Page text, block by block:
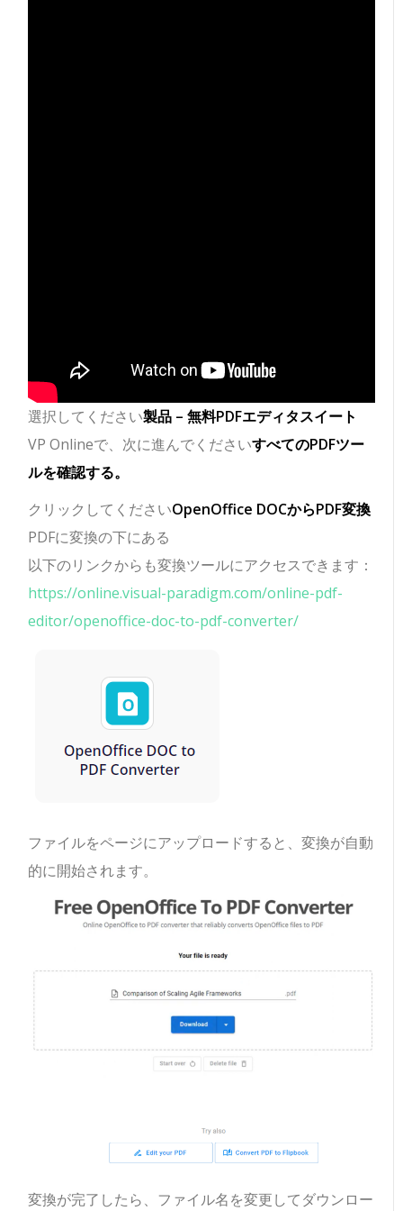
選択してください製品 – 無料PDFエディタスイート
VP Onlineで、次に進んでくださいすべてのPDFツー
ルを確認する。
クリックしてくださいOpenOffice DOCからPDF変換
PDFに変換の下にある
以下のリンクからも変換ツールにアクセスできます：
https://online.visual-paradigm.com/online-pdf-
editor/openoffice-doc-to-pdf-converter/
ファイルをページにアップロードすると、変換が自動
的に開始されます。
変換が完了したら、ファイル名を変更してダウンロー